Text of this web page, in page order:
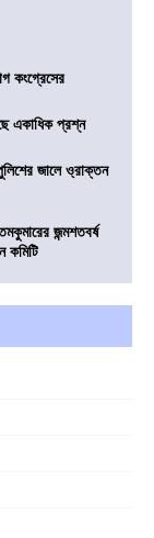
কংগ্রেসের
একাধিক প্রশ্ন
জালে ও্রাক্তন
জন্মশতবর্ষ
কমিটি